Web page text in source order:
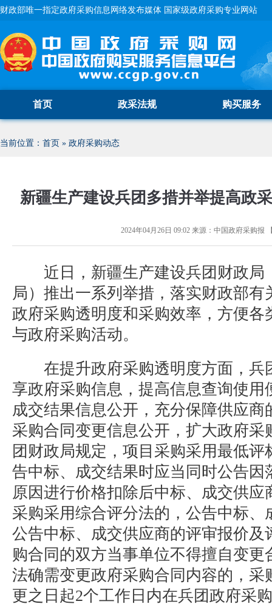
财政部唯一指定政府采购信息网络发布媒体 国家级政府采购专业网站
首页 政采法规 购买服务
当前位置： 首页 » 政府采购动态
新疆生产建设兵团多措并举提高政
2024年04月26日 09:02来源： 中国政府采购报
近日，新疆生产建设兵团财政局
局）推出一系列举措，落实财政部有
政府采购透明度和采购效率，方便各
与政府采购活动。
在提升政府采购透明度方面，兵
享政府采购信息，提高信息查询使用
成交结果信息公开，充分保障供应商
采购合同变更信息公开，扩大政府采
团财政局规定，项目采购采用最低
告中标、成交结果时应当同时公告因
原因进行价格扣除后中标、成交供应
采购采用综合评分法的，公告中标、
公告中标、成交供应商的评审报价及
购合同的双方当事单位不得擅自变更
法确需变更政府采购合同内容的，采
更之日起2个工作日内在兵团政府采